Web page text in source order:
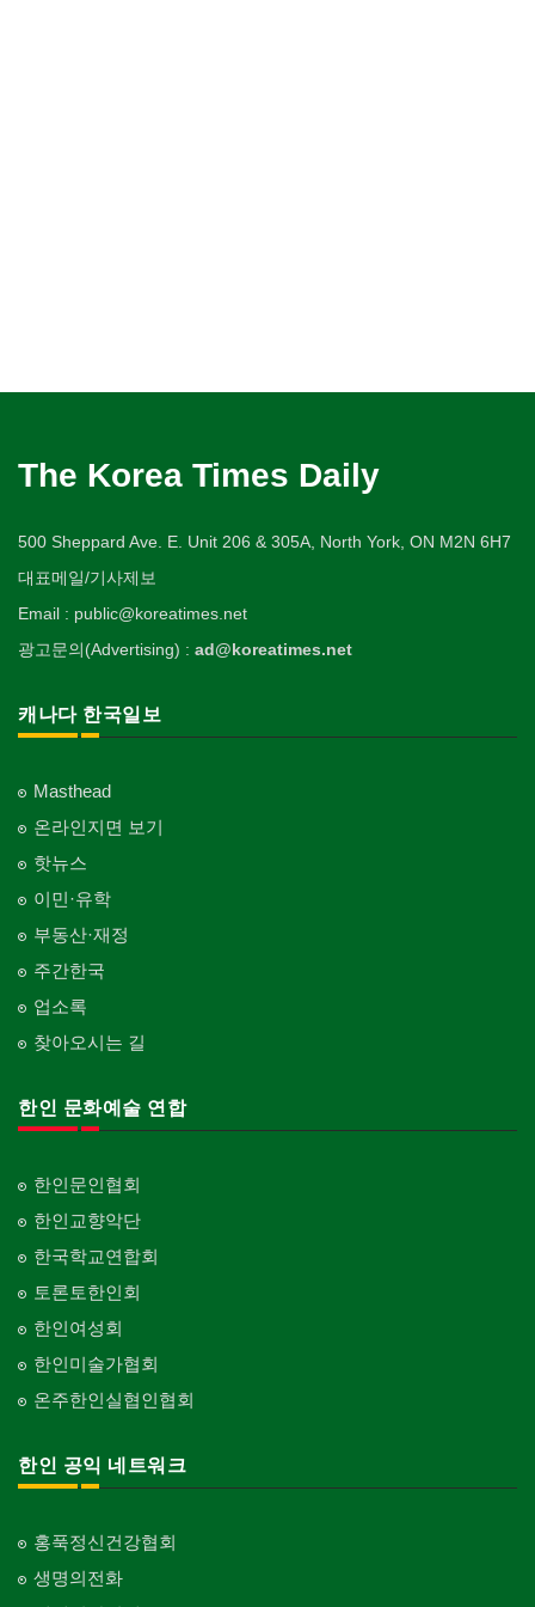
The Korea Times Daily
500 Sheppard Ave. E. Unit 206 & 305A, North York, ON M2N 6H7
대표메일/기사제보
Email : public@koreatimes.net
광고문의(Advertising) : ad@koreatimes.net
캐나다 한국일보
Masthead
온라인지면 보기
핫뉴스
이민·유학
부동산·재정
주간한국
업소록
찾아오시는 길
한인 문화예술 연합
한인문인협회
한인교향악단
한국학교연합회
토론토한인회
한인여성회
한인미술가협회
온주한인실협인협회
한인 공익 네트워크
홍푹정신건강협회
생명의전화